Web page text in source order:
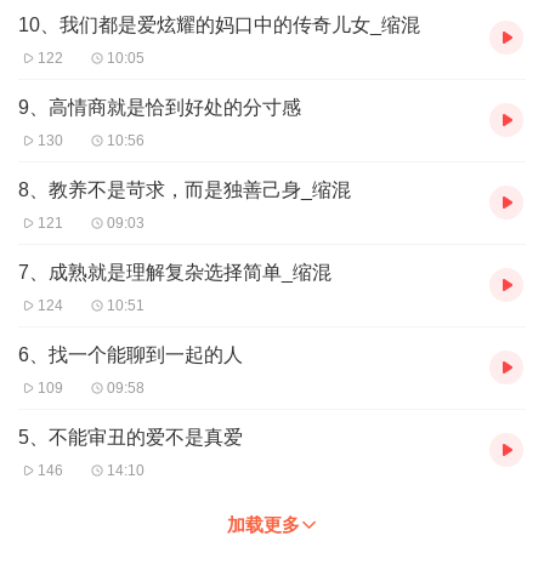
10、我们都是爱炫耀的妈口中的传奇儿女_缩混
122 10:05
9、高情商就是恰到好处的分寸感
130 10:56
8、教养不是苛求，而是独善己身_缩混
121 09:03
7、成熟就是理解复杂选择简单_缩混
124 10:51
6、找一个能聊到一起的人
109 09:58
5、不能审丑的爱不是真爱
146 14:10
加载更多